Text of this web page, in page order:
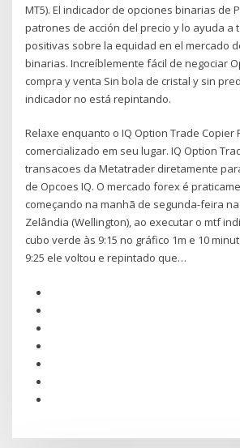
MT5). El indicador de opciones binarias de
patrones de acción del precio y lo ayuda a
positivas sobre la equidad en el mercado
binarias. Increíblemente fácil de negociar
compra y venta Sin bola de cristal y sin
indicador no está repintando.
Relaxe enquanto o IQ Option Trade Copier
comercializado em seu lugar. IQ Option
transacoes da Metatrader diretamente
de Opcoes IQ. O mercado forex é
começando na manhã de segunda-feira
Zelândia (Wellington), ao executar o mtf
cubo verde às 9:15 no gráfico 1m e 10
9:25 ele voltou e repintado que…